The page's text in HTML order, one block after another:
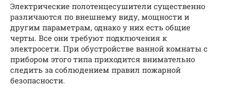
Электрические полотенцесушители существенно
различаются по внешнему виду, мощности и
другим параметрам, однако у них есть общие
черты. Все они требуют подключения к
электросети. При обустройстве ванной комнаты с
прибором этого типа приходится внимательно
следить за соблюдением правил пожарной
безопасности.